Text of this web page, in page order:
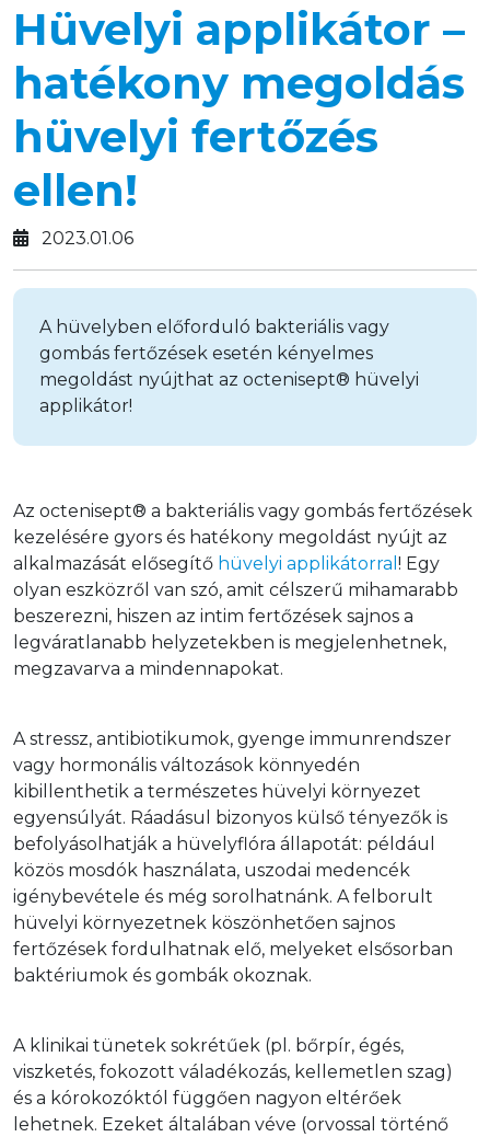
Hüvelyi applikátor –
hatékony megoldás
hüvelyi fertőzés
ellen!
2023.01.06
A hüvelyben előforduló bakteriális vagy
gombás fertőzések esetén kényelmes
megoldást nyújthat az octenisept® hüvelyi
applikátor!
Az octenisept® a bakteriális vagy gombás fertőzések
kezelésére gyors és hatékony megoldást nyújt az
alkalmazását elősegítő hüvelyi applikátorral ! Egy
olyan eszközről van szó, amit célszerű mihamarabb
beszerezni, hiszen az intim fertőzések sajnos a
legváratlanabb helyzetekben is megjelenhetnek,
megzavarva a mindennapokat.
A stressz, antibiotikumok, gyenge immunrendszer
vagy hormonális változások könnyedén
kibillenthetik a természetes hüvelyi környezet
egyensúlyát. Ráadásul bizonyos külső tényezők is
befolyásolhatják a hüvelyflóra állapotát: például
közös mosdók használata, uszodai medencék
igénybevétele és még sorolhatnánk. A felborult
hüvelyi környezetnek köszönhetően sajnos
fertőzések fordulhatnak elő, melyeket elsősorban
baktériumok és gombák okoznak.
A klinikai tünetek sokrétűek (pl. bőrpír, égés,
viszketés, fokozott váladékozás, kellemetlen szag)
és a kórokozóktól függően nagyon eltérőek
lehetnek. Ezeket általában véve (orvossal történő